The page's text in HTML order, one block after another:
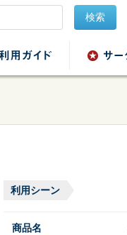
検索
利用シーン
商品名